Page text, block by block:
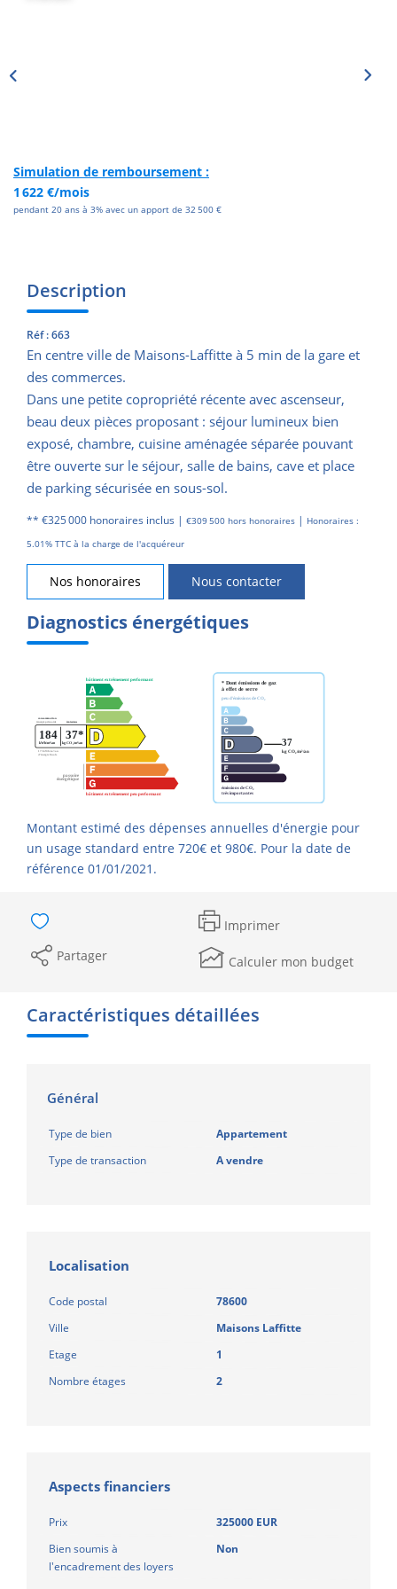
Simulation de remboursement :
1 622 €/mois
pendant 20 ans à 3% avec un apport de 32 500 €
Description
Réf : 663
En centre ville de Maisons-Laffitte à 5 min de la gare et
des commerces.
Dans une petite copropriété récente avec ascenseur,
beau deux pièces proposant : séjour lumineux bien
exposé, chambre, cuisine aménagée séparée pouvant
être ouverte sur le séjour, salle de bains, cave et place
de parking sécurisée en sous-sol.
** €325 000 honoraires inclus | €309 500 hors honoraires | Honoraires :
5.01% TTC à la charge de l'acquéreur
Nos honoraires Nous contacter
Diagnostics énergétiques
Montant estimé des dépenses annuelles d'énergie pour
un usage standard entre 720€ et 980€. Pour la date de
référence 01/01/2021.
Imprimer
Partager
Calculer mon budget
Caractéristiques détaillées
Général
Type de bien
Appartement
Type de transaction
A vendre
Localisation
Code postal
78600
Ville
Maisons Laffitte
Etage
1
Nombre étages
2
Aspects financiers
Prix
325000 EUR
Bien soumis à
l'encadrement des loyers
Non